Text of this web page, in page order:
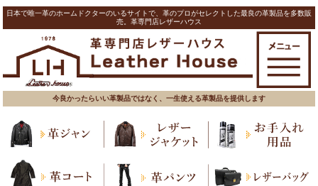
日本で唯一革のホームドクターのいるサイトで、革のプロがセレクトした最良の革製品を多数販
売。革専門店レザーハウス
今良かったらいい革製品ではなく、一生使える革製品を提供します